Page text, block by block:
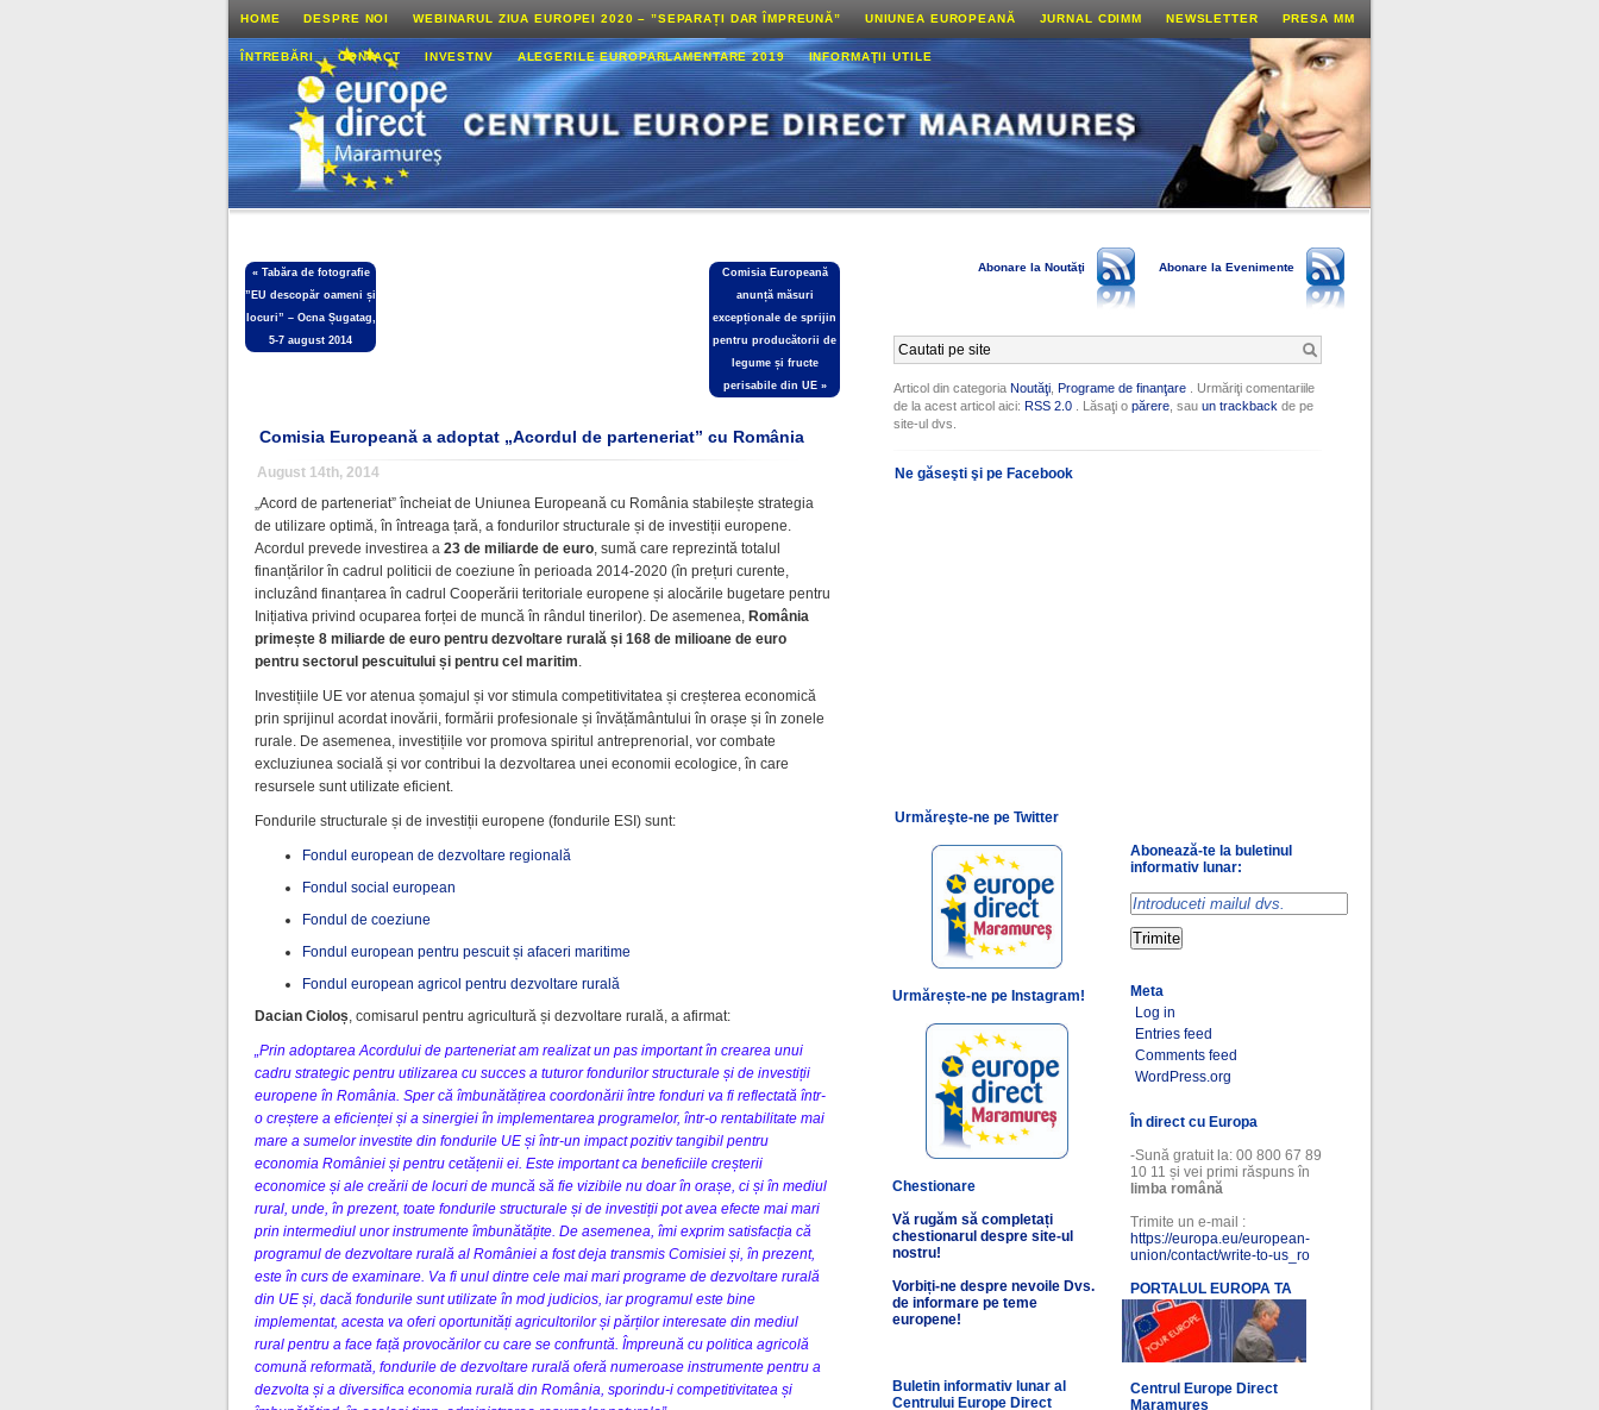
HOME DESPRE NOI WEBINARUL ZIUA EUROPEI 2020 – ”SEPARAȚI DAR ÎMPREUNĂ” UNIUNEA EUROPEANĂ JURNAL CDIMM NEWSLETTER PRESA MM
ÎNTREBĂRI CONTACT INVESTNV ALEGERILE EUROPARLAMENTARE 2019 INFORMAŢII UTILE
« Tabăra de fotografie
”EU descopăr oameni și
locuri” – Ocna Șugatag,
5-7 august 2014
Comisia Europeană
anunță măsuri
excepționale de sprijin
pentru producătorii de
legume și fructe
perisabile din UE»
Comisia Europeană a adoptat „Acordul de parteneriat” cu România
August 14th, 2014
„Acord de parteneriat” încheiat de Uniunea Europeană cu România stabilește strategia
de utilizare optimă, în întreaga țară, a fondurilor structurale și de investiții europene.
Acordul prevede investirea a23 de miliarde de euro, sumă care reprezintă totalul
finanțărilor în cadrul politicii de coeziune în perioada 2014­-2020 (în prețuri curente,
incluzând finanțarea în cadrul Cooperării teritoriale europene și alocările bugetare pentru
Inițiativa privind ocuparea forței de muncă în rândul tinerilor). De asemenea, România
primește 8 miliarde de euro pentru dezvoltare rurală și 168 de milioane de euro
pentru sectorul pescuitului și pentru cel maritim.
Investițiile UE vor atenua șomajul și vor stimula competitivitatea și creșterea economică
prin sprijinul acordat inovării, formării profesionale și învățământului în orașe și în zonele
rurale. De asemenea, investițiile vor promova spiritul antreprenorial, vor combate
excluziunea socială și vor contribui la dezvoltarea unei economii ecologice, în care
resursele sunt utilizate eficient.
Fondurile structurale și de investiții europene (fondurile ESI) sunt:
Fondul european de dezvoltare regională
Fondul social european
Fondul de coeziune
Fondul european pentru pescuit și afaceri maritime
Fondul european agricol pentru dezvoltare rurală
Dacian Cioloș, comisarul pentru agricultură și dezvoltare rurală, a afirmat:
„Prin adoptarea Acordului de parteneriat am realizat un pas important în crearea unui
cadru strategic pentru utilizarea cu succes a tuturor fondurilor structurale și de investiții
europene în România. Sper că îmbunătățirea coordonării între fonduri va fi reflectată într-
o creștere a eficienței și a sinergiei în implementarea programelor, într-o rentabilitate mai
mare a sumelor investite din fondurile UE și într-un impact pozitiv tangibil pentru
economia României și pentru cetățenii ei. Este important ca beneficiile creșterii
economice și ale creării de locuri de muncă să fie vizibile nu doar în orașe, ci și în mediul
rural, unde, în prezent, toate fondurile structurale și de investiții pot avea efecte mai mari
prin intermediul unor instrumente îmbunătățite. De asemenea, îmi exprim satisfacția că
programul de dezvoltare rurală al României a fost deja transmis Comisiei și, în prezent,
este în curs de examinare. Va fi unul dintre cele mai mari programe de dezvoltare rurală
din UE și, dacă fondurile sunt utilizate în mod judicios, iar programul este bine
implementat, acesta va oferi oportunități agricultorilor și părților interesate din mediul
rural pentru a face față provocărilor cu care se confruntă. Împreună cu politica agricolă
comună reformată, fondurile de dezvoltare rurală oferă numeroase instrumente pentru a
dezvolta și a diversifica economia rurală din România, sporindu-i competitivitatea și
Abonare la Noutăţi Abonare la Evenimente
Articol din categoriaNoutăţi ,Programe de finanţare . Urmăriţi comentariile
de la acest articol aici:RSS 2.0 . Lăsaţi opărere , sauun trackbackde pe
site-ul dvs.
Ne găseşti şi pe Facebook
Urmăreşte-ne pe Twitter
Urmărește-ne pe Instagram!
Chestionare
Vă rugăm să completați
chestionarul despre site-ul
nostru!
Vorbiți-ne despre nevoile Dvs.
de informare pe teme
europene!
Buletin informativ lunar al
Centrului Europe Direct
Abonează-te la buletinul
informativ lunar:
Meta
Log in
Entries feed
Comments feed
WordPress.org
În direct cu Europa
-Sună gratuit la: 00 800 67 89
10 11 și vei primi răspuns în
limba română
Trimite un e-mail :
https://europa.eu/european-
union/contact/write-to-us_ro
PORTALUL EUROPA TA
Centrul Europe Direct
Maramureș